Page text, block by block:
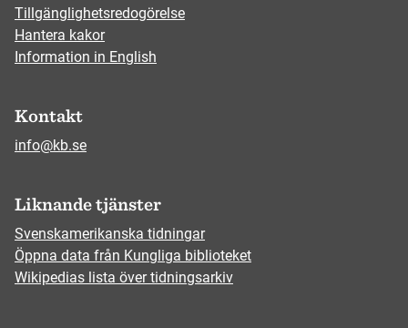
Tillgänglighetsredogörelse
Hantera kakor
Information in English
Kontakt
info@kb.se
Liknande tjänster
Svenskamerikanska tidningar
Öppna data från Kungliga biblioteket
Wikipedias lista över tidningsarkiv